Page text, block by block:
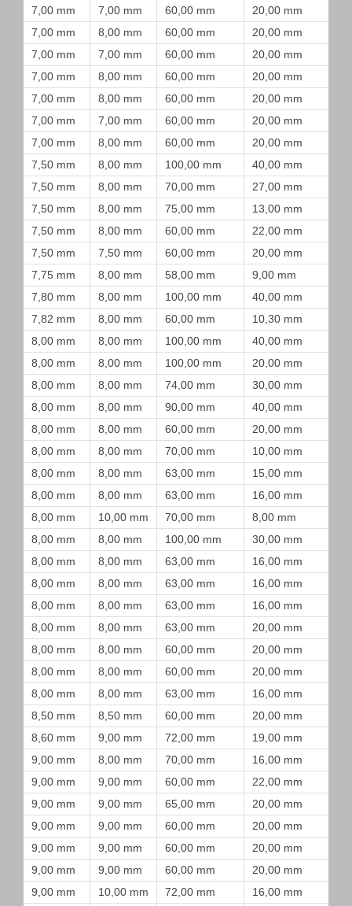
7,00 mm 7,00 mm 60,00 mm
20,00 mm
7,00 mm
8,00 mm 60,00 mm
20,00 mm
7,00 mm
7,00 mm 60,00 mm
20,00 mm
7,00 mm
8,00 mm 60,00 mm
20,00 mm
7,00 mm
8,00 mm 60,00 mm
20,00 mm
7,00 mm
7,00 mm 60,00 mm
20,00 mm
7,00 mm
8,00 mm 60,00 mm
20,00 mm
7,50 mm
8,00 mm 100,00 mm
40,00 mm
7,50 mm
8,00 mm 70,00 mm
27,00 mm
7,50 mm
8,00 mm 75,00 mm
13,00 mm
7,50 mm
8,00 mm 60,00 mm
22,00 mm
7,50 mm
7,50 mm 60,00 mm
20,00 mm
7,75 mm
8,00 mm 58,00 mm
9,00 mm
7,80 mm
8,00 mm 100,00 mm
40,00 mm
7,82 mm
8,00 mm 60,00 mm
10,30 mm
8,00 mm
8,00 mm 100,00 mm
40,00 mm
8,00 mm
8,00 mm 100,00 mm
20,00 mm
8,00 mm
8,00 mm 74,00 mm
30,00 mm
8,00 mm
8,00 mm 90,00 mm
40,00 mm
8,00 mm
8,00 mm 60,00 mm
20,00 mm
8,00 mm
8,00 mm 70,00 mm
10,00 mm
8,00 mm
8,00 mm 63,00 mm
15,00 mm
8,00 mm
8,00 mm 63,00 mm
16,00 mm
8,00 mm
10,00 mm 70,00 mm
8,00 mm
8,00 mm
8,00 mm 100,00 mm
30,00 mm
8,00 mm
8,00 mm 63,00 mm
16,00 mm
8,00 mm
8,00 mm 63,00 mm
16,00 mm
8,00 mm
8,00 mm 63,00 mm
16,00 mm
8,00 mm
8,00 mm 63,00 mm
20,00 mm
8,00 mm
8,00 mm 60,00 mm
20,00 mm
8,00 mm
8,00 mm 60,00 mm
20,00 mm
8,00 mm
8,00 mm 63,00 mm
16,00 mm
8,50 mm
8,50 mm 60,00 mm
20,00 mm
8,60 mm
9,00 mm 72,00 mm
19,00 mm
9,00 mm
8,00 mm 70,00 mm
16,00 mm
9,00 mm
9,00 mm 60,00 mm
22,00 mm
9,00 mm
9,00 mm 65,00 mm
20,00 mm
9,00 mm
9,00 mm 60,00 mm
20,00 mm
9,00 mm
9,00 mm 60,00 mm
20,00 mm
9,00 mm
9,00 mm 60,00 mm
20,00 mm
9,00 mm
10,00 mm 72,00 mm
16,00 mm